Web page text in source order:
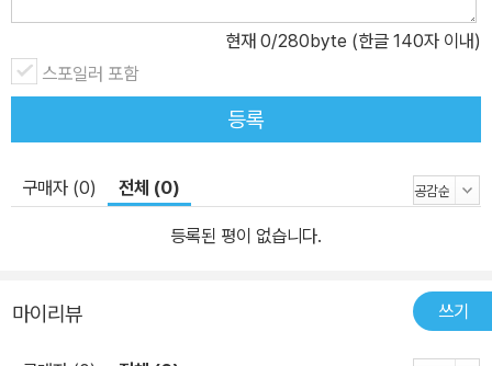
현재 0/280byte (한글 140자 이내)
스포일러 포함
등록
구매자 (0) 전체 (0)
등록된 평이 없습니다.
마이리뷰 쓰기